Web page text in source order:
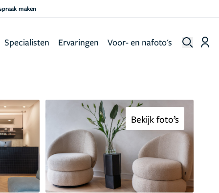
maken
Specialisten Ervaringen Voor- en nafoto's
Bekijk foto’s